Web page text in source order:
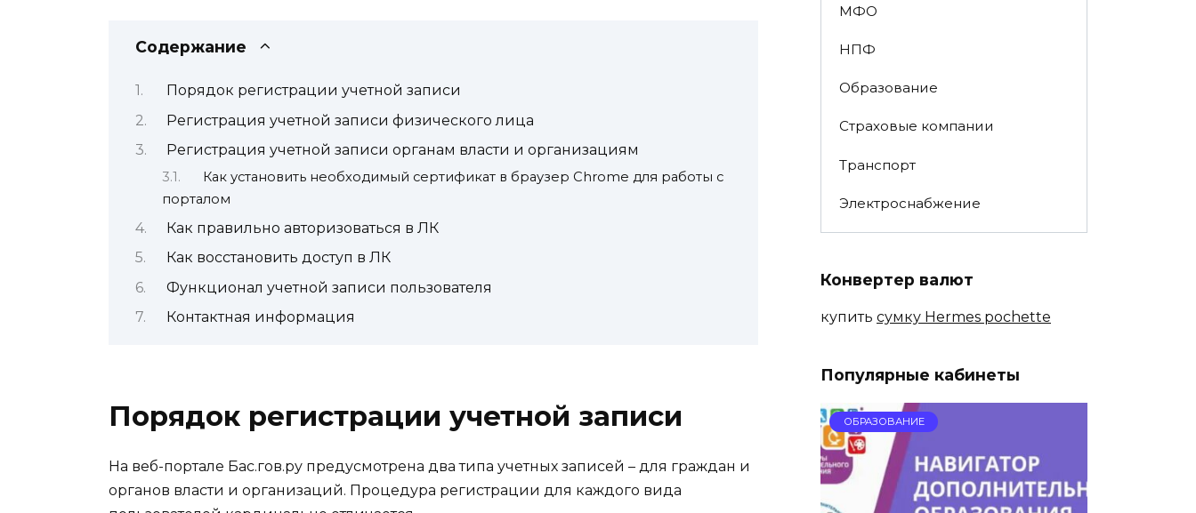
Содержание
Порядок регистрации учетной записи
Регистрация учетной записи физического лица
Регистрация учетной записи органам власти и организациям
Как установить необходимый сертификат в браузер Chrome для работы с
порталом
Как правильно авторизоваться в ЛК
Как восстановить доступ в ЛК
Функционал учетной записи пользователя
Контактная информация
Порядок регистрации учетной записи
На веб-портале Бас.гов.ру предусмотрена два типа учетных записей – для граждан и
органов власти и организаций. Процедура регистрации для каждого вида
МФО
НПФ
Образование
Страховые компании
Транспорт
Электроснабжение
Конвертер валют
купить сумку Hermes pochette
Популярные кабинеты
ОБРАЗОВАНИЕ